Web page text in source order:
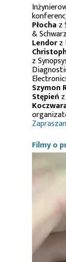
Płocha z
&
Lendorz
z
Szymon
Stępień
Filmy o